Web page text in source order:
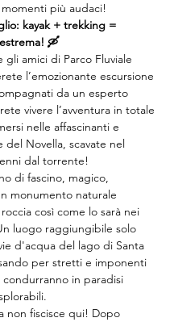
più audaci!
kayak + trekking =
🛶
gli amici di Parco Fluviale
l’emozionante escursione
da un esperto
vivere l’avventura in totale
nelle affascinanti e
del Novella, scavate nel
dal torrente!
di fascino, magico,
monumento naturale
così come lo sarà nei
luogo raggiungibile solo
d'acqua del lago di Santa
per stretti e imponenti
condurranno in paradisi
non fiscisce qui! Dopo